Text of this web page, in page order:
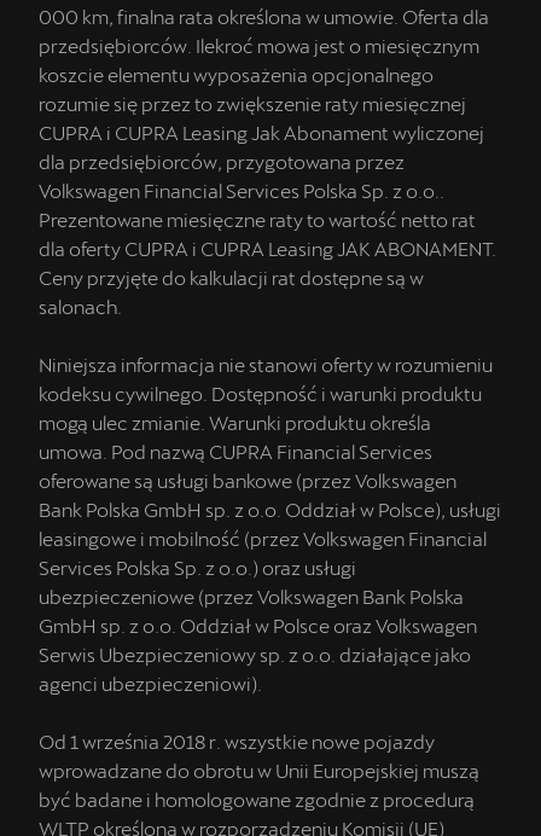
000 km, finalna rata określona w umowie. Oferta dla
przedsiębiorców. Ilekroć mowa jest o miesięcznym
koszcie elementu wyposażenia opcjonalnego
rozumie się przez to zwiększenie raty miesięcznej
CUPRA i CUPRA Leasing Jak Abonament wyliczonej
dla przedsiębiorców, przygotowana przez
Volkswagen Financial Services Polska Sp. z o.o..
Prezentowane miesięczne raty to wartość netto rat
dla oferty CUPRA i CUPRA Leasing JAK ABONAMENT.
Ceny przyjęte do kalkulacji rat dostępne są w
salonach.
Niniejsza informacja nie stanowi oferty w rozumieniu
kodeksu cywilnego. Dostępność i warunki produktu
mogą ulec zmianie. Warunki produktu określa
umowa. Pod nazwą CUPRA Financial Services
oferowane są usługi bankowe (przez Volkswagen
Bank Polska GmbH sp. z o.o. Oddział w Polsce), usługi
leasingowe i mobilność (przez Volkswagen Financial
Services Polska Sp. z o.o.) oraz usługi
ubezpieczeniowe (przez Volkswagen Bank Polska
GmbH sp. z o.o. Oddział w Polsce oraz Volkswagen
Serwis Ubezpieczeniowy sp. z o.o. działające jako
agenci ubezpieczeniowi).
Od 1 września 2018 r. wszystkie nowe pojazdy
wprowadzane do obrotu w Unii Europejskiej muszą
być badane i homologowane zgodnie z procedurą
WLTP określoną w rozporządzeniu Komisji (UE)